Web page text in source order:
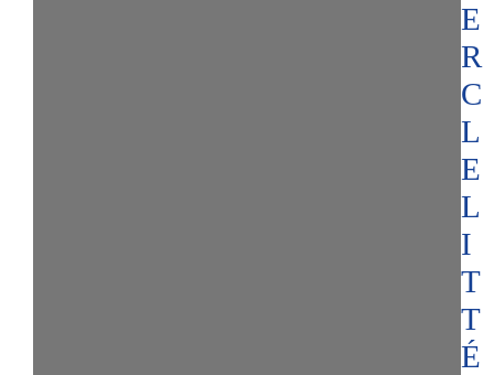
E
R
C
L
E
L
I
T
T
É